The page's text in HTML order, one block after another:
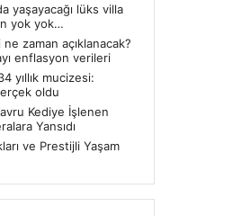
yaşayacağı lüks villa
yok yok…
zaman açıklanacak?
enflasyon verileri
yıllık mucizesi:
oldu
Kediye İşlenen
Yansıdı
ve Prestijli Yaşam